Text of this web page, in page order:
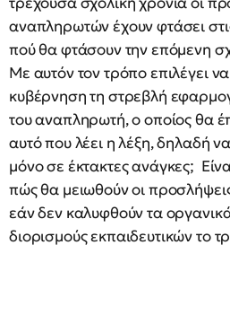
αναπληρωτών έχουν φτάσει
πού θα φτάσουν την επόμενη
Με αυτόν τον τρόπο επιλέγει
κυβέρνηση τη στρεβλή
του αναπληρωτή, ο οποίος θα
αυτό που λέει η λέξη, δηλαδή
μόνο σε έκτακτες ανάγκες;
πώς θα μειωθούν οι
εάν δεν καλυφθούν τα
διορισμούς εκπαιδευτικών το